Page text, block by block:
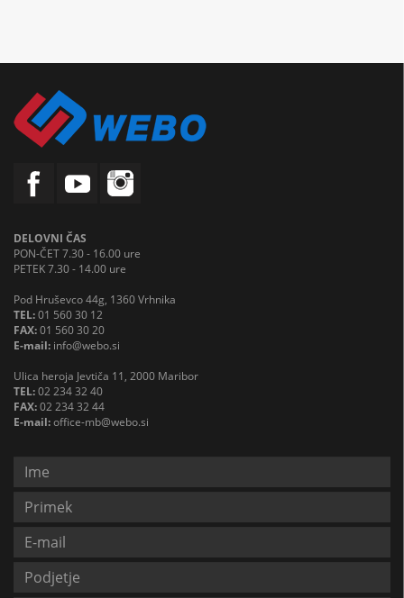
DELOVNI ČAS
PON-ČET 7.30 - 16.00 ure
PETEK 7.30 - 14.00 ure
Pod Hruševco 44g, 1360 Vrhnika
TEL:01 560 30 12
FAX:01 560 30 20
E-mail: info@webo.si
Ulica heroja Jevtiča 11, 2000 Maribor
TEL:02 234 32 40
FAX:02 234 32 44
E-mail:office-mb@webo.si